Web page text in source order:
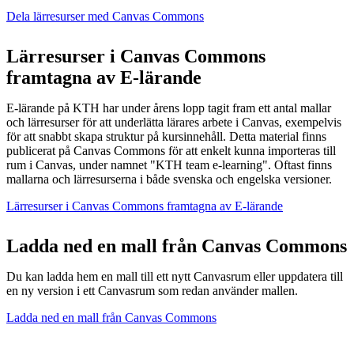
Dela lärresurser med Canvas Commons
Lärresurser i Canvas Commons
framtagna av E-lärande
E-lärande på KTH har under årens lopp tagit fram ett antal mallar
och lärresurser för att underlätta lärares arbete i Canvas, exempelvis
för att snabbt skapa struktur på kursinnehåll. Detta material finns
publicerat på Canvas Commons för att enkelt kunna importeras till
rum i Canvas, under namnet "KTH team e-learning". Oftast finns
mallarna och lärresurserna i både svenska och engelska versioner.
Lärresurser i Canvas Commons framtagna av E-lärande
Ladda ned en mall från Canvas Commons
Du kan ladda hem en mall till ett nytt Canvasrum eller uppdatera till
en ny version i ett Canvasrum som redan använder mallen.
Ladda ned en mall från Canvas Commons